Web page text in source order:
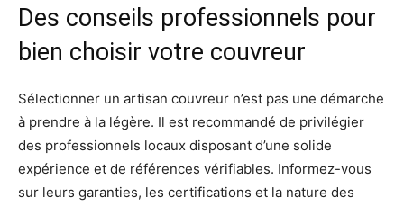
Des conseils professionnels pour
bien choisir votre couvreur
Sélectionner un artisan couvreur n’est pas une démarche
à prendre à la légère. Il est recommandé de privilégier
des professionnels locaux disposant d’une solide
expérience et de références vérifiables. Informez-vous
sur leurs garanties, les certifications et la nature des